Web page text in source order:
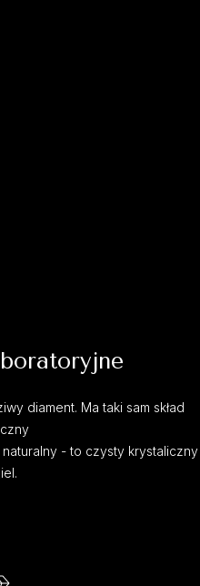
diament. Ma taki sam skład
- to czysty krystaliczny